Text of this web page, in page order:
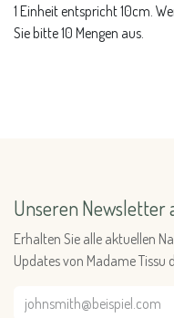
1 Einheit entspricht 10cm.
Sie bitte 10 Mengen aus.
Unseren Newsletter
Erhalten Sie alle aktuellen
Updates von Madame Tissu